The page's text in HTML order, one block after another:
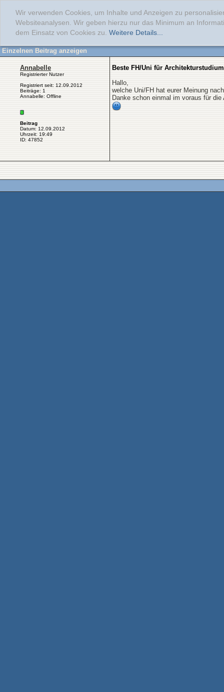
Wir verwenden Cookies, um Inhalte und Anzeigen zu
Websiteanalysen. Wir geben hierzu nur das Minimum an
dem Einsatz von Cookies zu. Weitere Details...
Einzelnen Beitrag anzeigen
Annabelle
Registrierter Nutzer
Registriert seit: 12.09.2012
Beiträge: 1
Annabelle: Offline
Beitrag
Datum: 12.09.2012
Uhrzeit: 19:49
ID: 47852
Beste FH/Uni für Architekturstudium
Hallo,
welche Uni/FH hat eurer Meinung
Danke schon einmal im voraus für die